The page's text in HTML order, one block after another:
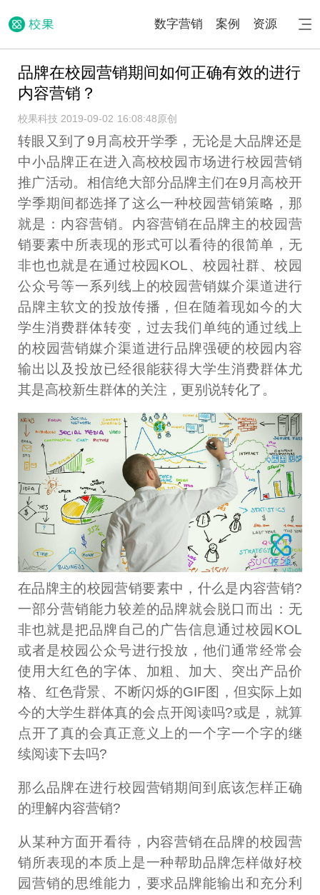
数字营销 案例 资源
品牌在校园营销期间如何正确有效的进行
内容营销？
校果科技 2019-09-02 16:08:48原创
转眼又到了9月高校开学季，无论是大品牌还是
中小品牌正在进入高校校园市场进行校园营销
推广活动。相信绝大部分品牌主们在9月高校开
学季期间都选择了这么一种校园营销策略，那
就是：内容营销。内容营销在品牌主的校园营
销要素中所表现的形式可以看待的很简单，无
非也也就是在通过校园KOL、校园社群、校园
公众号等一系列线上的校园营销媒介渠道进行
品牌主软文的投放传播，但在随着现如今的大
学生消费群体转变，过去我们单纯的通过线上
的校园营销媒介渠道进行品牌强硬的校园内容
输出以及投放已经很能获得大学生消费群体尤
其是高校新生群体的关注，更别说转化了。
在品牌主的校园营销要素中，什么是内容营销?
一部分营销能力较差的品牌就会脱口而出：无
非也就是把品牌自己的广告信息通过校园KOL
或者是校园公众号进行投放，他们通常经常会
使用大红色的字体、加粗、加大、突出产品价
格、红色背景、不断闪烁的GIF图，但实际上如
今的大学生群体真的会点开阅读吗?或是，就算
点开了真的会真正意义上的一个字一个字的继
续阅读下去吗?
那么品牌在进行校园营销期间到底该怎样正确
的理解内容营销?
从某种方面开看待，内容营销在品牌的校园营
销所表现的本质上是一种帮助品牌怎样做好校
园营销的思维能力，要求品牌能输出和充分利